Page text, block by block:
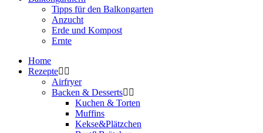
Tipps für den Balkongarten
Anzucht
Erde und Kompost
Ernte
Home
Rezepte
Airfryer
Backen & Desserts
Kuchen & Torten
Muffins
Kekse&Plätzchen